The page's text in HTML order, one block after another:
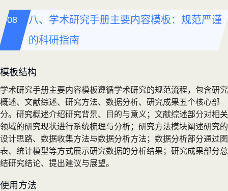
八、学术研究手册主要内容模板：规范严谨
的科研指南
模板结构
学术研究手册主要内容模板遵循学术研究的规范流程，包含研究
概述、文献综述、研究方法、数据分析、研究成果五个核心部
分。研究概述介绍研究背景、目的与意义；文献综述部分对相关
领域的研究现状进行系统梳理与分析；研究方法模块阐述研究的
设计思路、数据收集方法与数据分析方法；数据分析部分通过图
表、统计模型等方式展示研究数据的分析结果；研究成果部分总
结研究结论、提出建议与展望。
使用方法